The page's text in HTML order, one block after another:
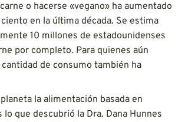
o hacerse «vegano» ha aumentado
en la última década. Se estima
10 millones de estadounidenses
por completo. Para quienes aún
de consumo también ha
la alimentación basada en
lo que descubrió la Dra. Dana Hunnes